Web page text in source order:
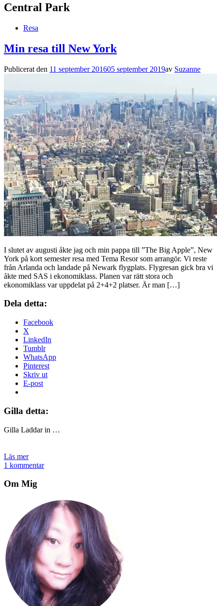
Central Park
Resa
Min resa till New York
Publicerat den 11 september 201605 september 2019av Suzanne
I slutet av augusti åkte jag och min pappa till ”The Big Apple”, New
York på kort semester resa med Tema Resor som arrangör. Vi reste
från Arlanda och landade på Newark flygplats. Flygresan gick bra vi
åkte med SAS i ekonomiklass. Planen var rätt stora och
ekonomiklass var uppdelat på 2+4+2 platser. Är man […]
Dela detta:
Facebook
X
LinkedIn
Tumblr
WhatsApp
Pinterest
Skriv ut
E-post
Gilla detta:
Gilla Laddar in …
Läs mer
1 kommentar
Om Mig